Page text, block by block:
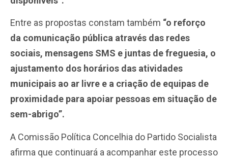
Entre as propostas constam também “o reforço
da comunicação pública através das redes
sociais, mensagens SMS e juntas de freguesia, o
ajustamento dos horários das atividades
municipais ao ar livre e a criação de equipas de
proximidade para apoiar pessoas em situação de
sem-abrigo”.
A Comissão Política Concelhia do Partido Socialista
afirma que continuará a acompanhar este processo